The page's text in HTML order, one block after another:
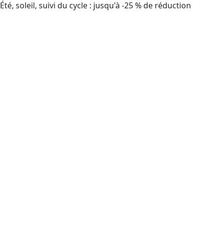
Été, soleil, suivi du cycle : jusqu'à -25 % de réduction